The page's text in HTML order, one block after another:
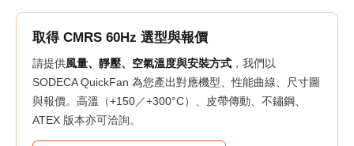
取得 CMRS 60Hz 選型與報價
請提供風量、靜壓、空氣溫度與安裝方式 ，我們以
SODECA QuickFan 為您產出對應機型、性能曲線、尺寸圖
與報價。高溫（+150／+300°C）、皮帶傳動、不鏽鋼、
ATEX 版本亦可洽詢。